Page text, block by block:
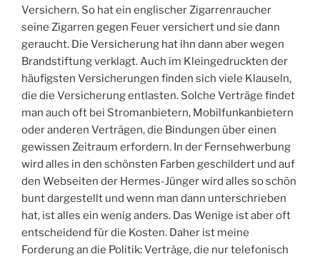
Versichern. So hat ein englischer Zigarrenraucher
seine Zigarren gegen Feuer versichert und sie dann
geraucht. Die Versicherung hat ihn dann aber wegen
Brandstiftung verklagt. Auch im Kleingedruckten der
häufigsten Versicherungen finden sich viele Klauseln,
die die Versicherung entlasten. Solche Verträge findet
man auch oft bei Stromanbietern, Mobilfunkanbietern
oder anderen Verträgen, die Bindungen über einen
gewissen Zeitraum erfordern. In der Fernsehwerbung
wird alles in den schönsten Farben geschildert und auf
den Webseiten der Hermes-Jünger wird alles so schön
bunt dargestellt und wenn man dann unterschrieben
hat, ist alles ein wenig anders. Das Wenige ist aber oft
entscheidend für die Kosten. Daher ist meine
Forderung an die Politik: Verträge, die nur telefonisch